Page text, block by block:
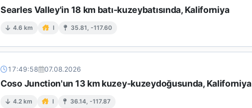
Searles Valley'in 18 km batı-kuzeybatısında, Kaliforniya
4.6 km I 35.81, -117.60
17:49:58 07.08.2026
Coso Junction'un 13 km kuzey-kuzeydoğusunda, Kaliforniya
4.2 km I 36.14, -117.87